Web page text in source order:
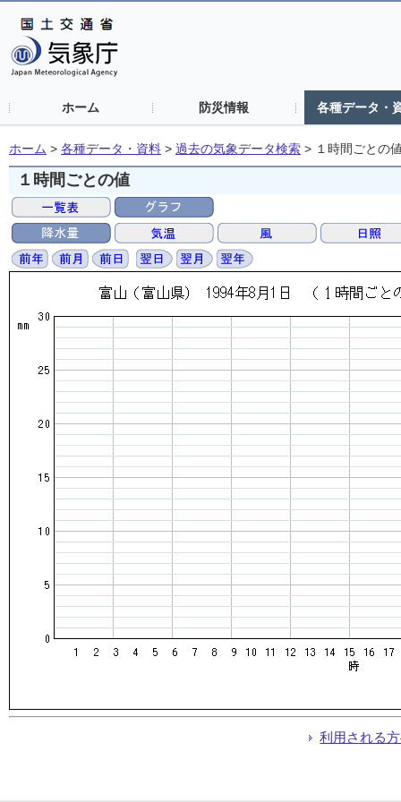
ホーム 防災情報 各種データ・
ホーム > 各種データ・資料 > 過去の気象データ検索 > １時間ごとの
１時間ごとの値
利用される